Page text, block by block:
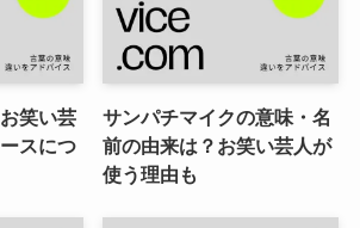
笑い芸
スにつ
サンパチマイクの意味・名
前の由来は？お笑い芸人が
使う理由も